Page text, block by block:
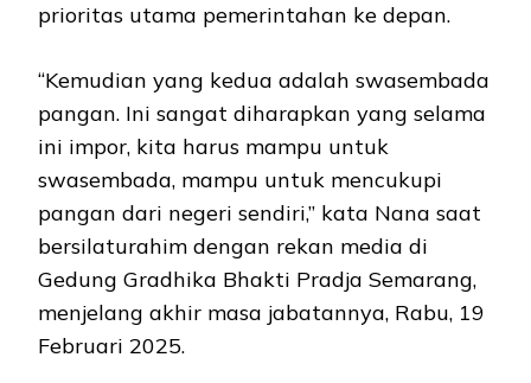
prioritas utama pemerintahan ke depan.
“Kemudian yang kedua adalah swasembada
pangan. Ini sangat diharapkan yang selama
ini impor, kita harus mampu untuk
swasembada, mampu untuk mencukupi
pangan dari negeri sendiri,” kata Nana saat
bersilaturahim dengan rekan media di
Gedung Gradhika Bhakti Pradja Semarang,
menjelang akhir masa jabatannya, Rabu, 19
Februari 2025.